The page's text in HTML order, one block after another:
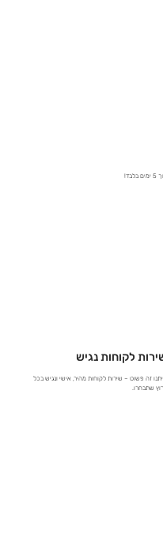
לקוחות נגיש
זה פשוט – שירות לקוחות מהיר, אישי ונגיש בכל
שתבחרו.